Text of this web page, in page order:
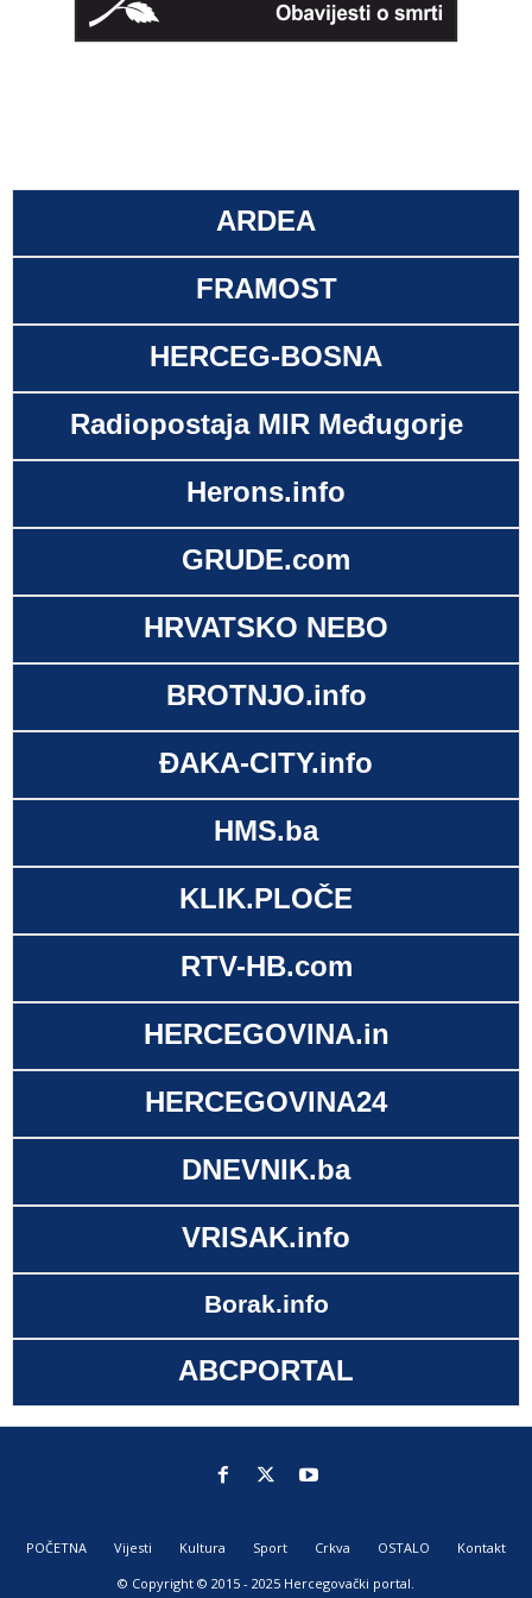
ARDEA
FRAMOST
HERCEG-BOSNA
Radiopostaja MIR Međugorje
Herons.info
GRUDE.com
HRVATSKO NEBO
BROTNJO.info
ĐAKA-CITY.info
HMS.ba
KLIK.PLOČE
RTV-HB.com
HERCEGOVINA.in
HERCEGOVINA24
DNEVNIK.ba
VRISAK.info
Borak.info
ABCPORTAL
POČETNA Vijesti Kultura Sport Crkva OSTALO
Kontakt
© Copyright © 2015 - 2025 Hercegovački portal.